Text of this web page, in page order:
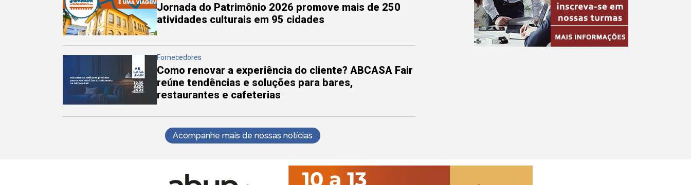
Jornada do Patrimônio 2026 promove mais de 250
atividades culturais em 95 cidades
Fornecedores
Como renovar a experiência do cliente? ABCASA Fair
reúne tendências e soluções para bares,
restaurantes e cafeterias
Acompanhe mais de nossas notícias